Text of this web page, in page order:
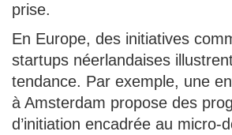
prise.
En Europe, des initiatives
startups néerlandaises
tendance. Par exemple, une
à Amsterdam propose des
d’initiation encadrée au micro-